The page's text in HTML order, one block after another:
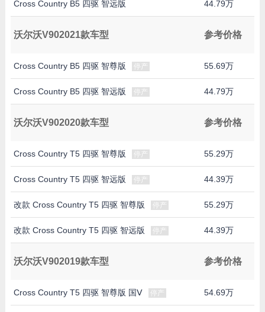
Cross Country B5 四驱 智远版 44.79万
沃尔沃V902021款车型 参考价格
Cross Country B5 四驱 智尊版 停产 55.69万
Cross Country B5 四驱 智远版 停产 44.79万
沃尔沃V902020款车型 参考价格
Cross Country T5 四驱 智尊版 停产 55.29万
Cross Country T5 四驱 智远版 停产 44.39万
改款 Cross Country T5 四驱 智尊版 停产 55.29万
改款 Cross Country T5 四驱 智远版 停产 44.39万
沃尔沃V902019款车型 参考价格
Cross Country T5 四驱 智尊版 国Ⅴ 停产 54.69万